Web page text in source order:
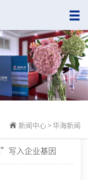
新闻中心 > 华海新闻
写入企业基因